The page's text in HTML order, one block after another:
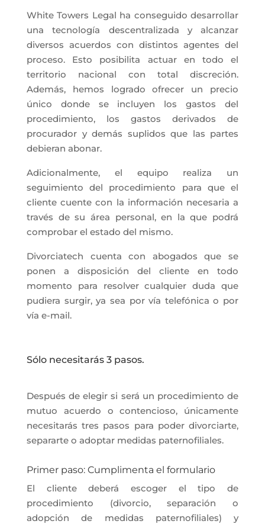
White Towers Legal ha conseguido desarrollar
una tecnología descentralizada y alcanzar
diversos acuerdos con distintos agentes del
proceso. Esto posibilita actuar en todo el
territorio nacional con total discreción.
Además, hemos logrado ofrecer un precio
único donde se incluyen los gastos del
procedimiento, los gastos derivados de
procurador y demás suplidos que las partes
debieran abonar.
Adicionalmente, el equipo realiza un
seguimiento del procedimiento para que el
cliente cuente con la información necesaria a
través de su área personal, en la que podrá
comprobar el estado del mismo.
Divorciatech cuenta con abogados que se
ponen a disposición del cliente en todo
momento para resolver cualquier duda que
pudiera surgir, ya sea por vía telefónica o por
vía e-mail.
Sólo necesitarás 3 pasos.
Después de elegir si será un procedimiento de
mutuo acuerdo o contencioso, únicamente
necesitarás tres pasos para poder divorciarte,
separarte o adoptar medidas paternofiliales.
Primer paso: Cumplimenta el formulario
El cliente deberá escoger el tipo de
procedimiento (divorcio, separación o
adopción de medidas paternofiliales) y